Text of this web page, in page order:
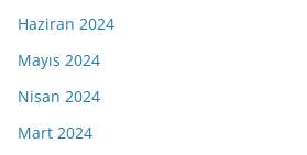
Haziran 2024
Mayıs 2024
Nisan 2024
Mart 2024